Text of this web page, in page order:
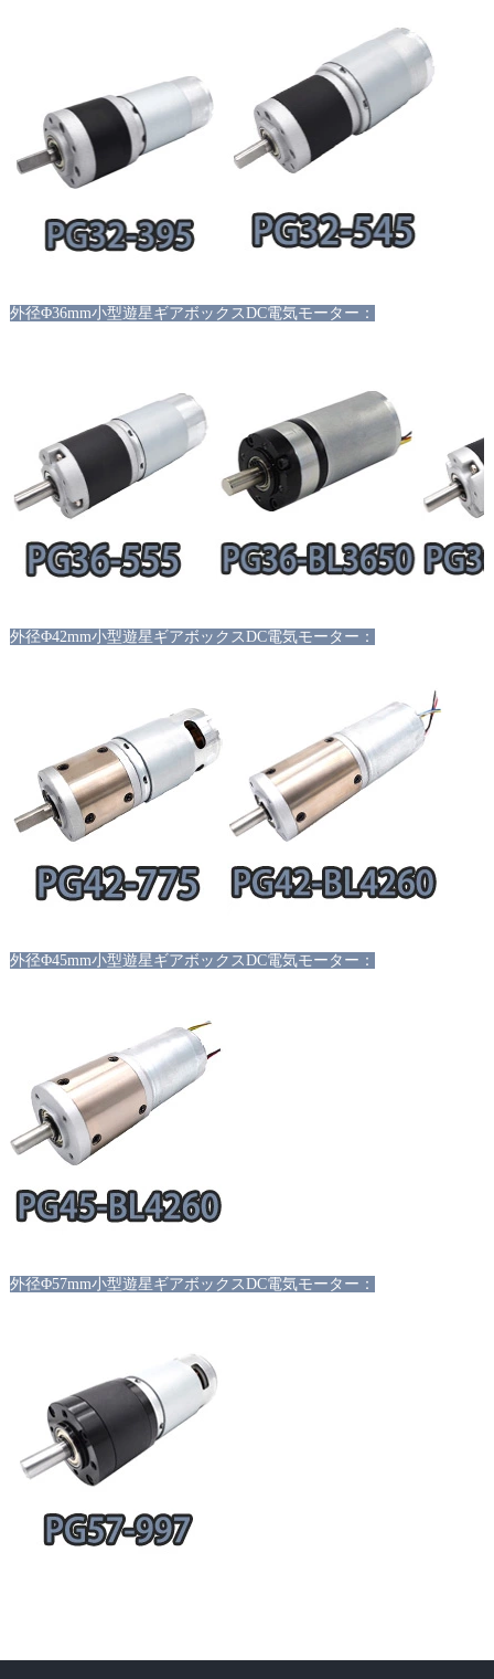
外径Φ36mm小型遊星ギアボックスDC電気モーター：
外径Φ42mm小型遊星ギアボックスDC電気モーター：
外径Φ45mm小型遊星ギアボックスDC電気モーター：
外径Φ57mm小型遊星ギアボックスDC電気モーター：